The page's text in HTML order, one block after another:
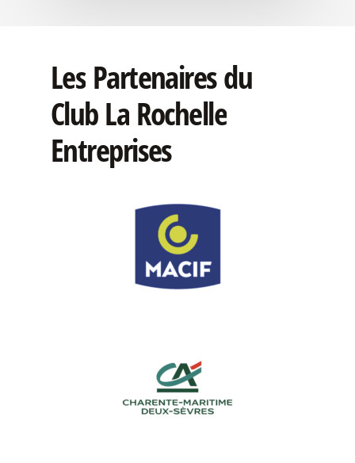
Les Partenairesdu
ClubLa Rochelle
Entreprises